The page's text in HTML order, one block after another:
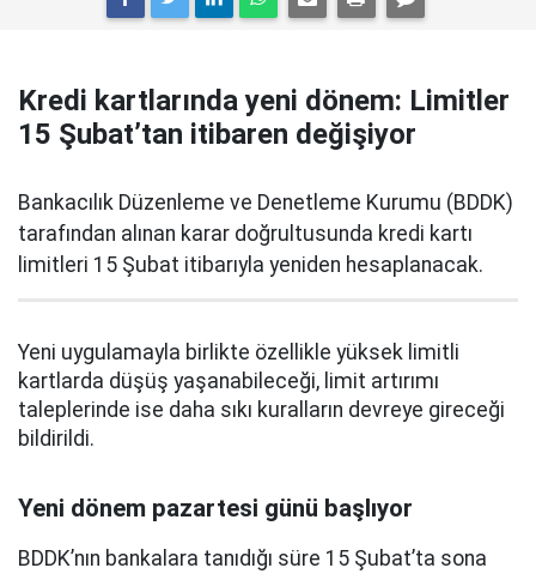
Kredi kartlarında yeni dönem: Limitler
15 Şubat’tan itibaren değişiyor
Bankacılık Düzenleme ve Denetleme Kurumu (BDDK)
tarafından alınan karar doğrultusunda kredi kartı
limitleri 15 Şubat itibarıyla yeniden hesaplanacak.
Yeni uygulamayla birlikte özellikle yüksek limitli
kartlarda düşüş yaşanabileceği, limit artırımı
taleplerinde ise daha sıkı kuralların devreye gireceği
bildirildi.
Yeni dönem pazartesi günü başlıyor
BDDK’nın bankalara tanıdığı süre 15 Şubat’ta sona